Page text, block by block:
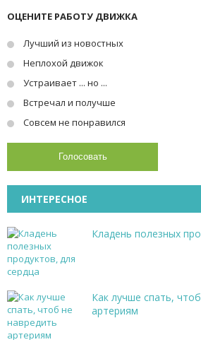
ОЦЕНИТЕ РАБОТУ ДВИЖКА
Лучший из новостных
Неплохой движок
Устраивает ... но ...
Встречал и получше
Совсем не понравился
Голосовать
ИНТЕРЕСНОЕ
Кладень полезных
Как лучше спать,
артериям